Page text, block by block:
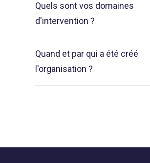
Quels sont vos domaines
d'intervention ?
Quand et par qui a été créé
l'organisation ?